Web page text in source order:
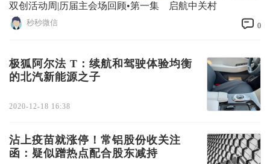
双创活动周|历届主会场回顾•第一集 启航中关村
秒秒微信 0
极狐阿尔法 T：续航和驾驶体验均衡
的北汽新能源之子
2020-12-18 16:38
沾上疫苗就涨停！常铝股份收关注
函：疑似蹭热点配合股东减持